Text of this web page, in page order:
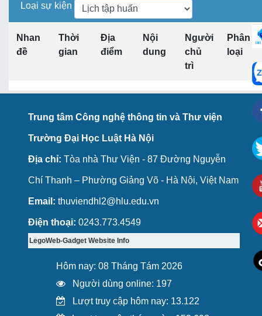
Loại sự kiện
Nhan
đề
Thời
gian
Địa
điểm
Nội
dung
Người
chủ
trì
Phân
loại
Trung tâm Công nghệ thông tin và Thư viện
Trường Đại Học Luật Hà Nội
Địa chỉ: Tòa nhà Thư Viện - 87 Đường Nguyễn
Chí Thanh – Phường Giảng Võ - Hà Nội, Việt Nam
Email: thuviendhl2@hlu.edu.vn
Điện thoại: 0243.773.4549
LegoWeb-Gadget Website Info
Hôm nay: 08 Tháng Tám 2026
Người dùng online: 197
Lượt truy cập hôm nay: 13.122